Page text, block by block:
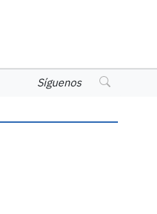
Síguenos